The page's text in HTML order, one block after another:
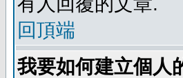
回頂端
我要如何建立個人